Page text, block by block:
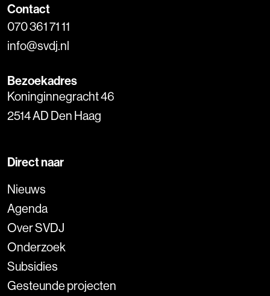
Contact
070 361 71 11
info@svdj.nl
Bezoekadres
Koninginnegracht 46
2514 AD Den Haag
Direct naar
Nieuws
Agenda
Over SVDJ
Onderzoek
Subsidies
Gesteunde projecten